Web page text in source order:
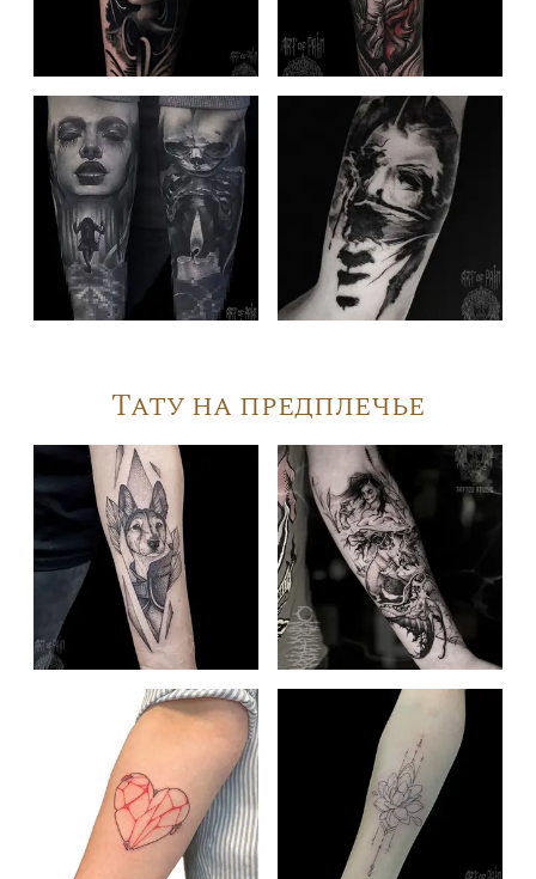
Тату на предплечье